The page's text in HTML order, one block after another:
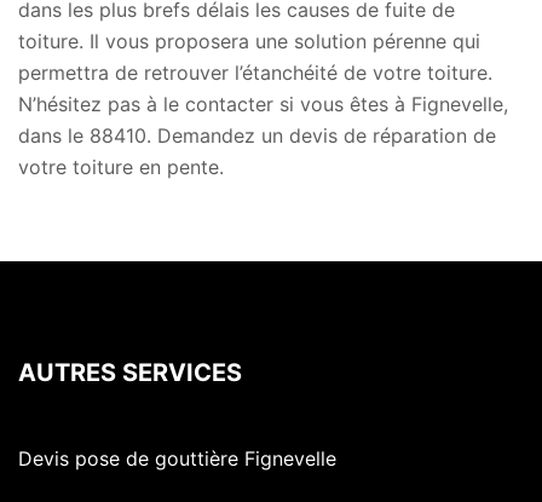
dans les plus brefs délais les causes de fuite de
toiture. Il vous proposera une solution pérenne qui
permettra de retrouver l’étanchéité de votre toiture.
N’hésitez pas à le contacter si vous êtes à Fignevelle,
dans le 88410. Demandez un devis de réparation de
votre toiture en pente.
AUTRES SERVICES
Devis pose de gouttière Fignevelle